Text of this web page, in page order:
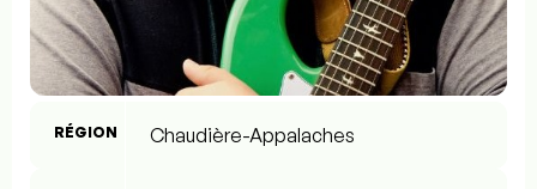
RÉGION Chaudière-Appalaches